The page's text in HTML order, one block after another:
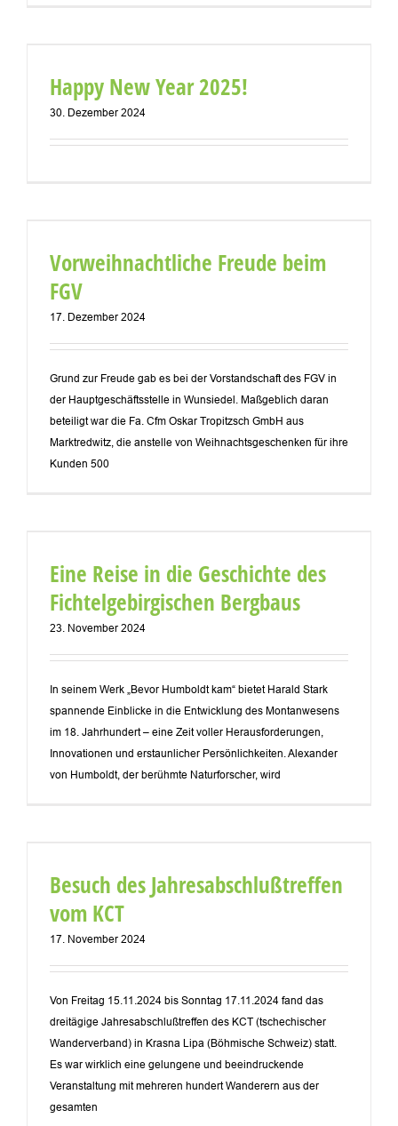
Happy New Year 2025!
30. Dezember 2024
Vorweihnachtliche Freude beim
FGV
17. Dezember 2024
Grund zur Freude gab es bei der Vorstandschaft des FGV in
der Hauptgeschäftsstelle in Wunsiedel. Maßgeblich daran
beteiligt war die Fa. Cfm Oskar Tropitzsch GmbH aus
Marktredwitz, die anstelle von Weihnachtsgeschenken für ihre
Kunden 500
Eine Reise in die Geschichte des
Fichtelgebirgischen Bergbaus
23. November 2024
In seinem Werk „Bevor Humboldt kam“ bietet Harald Stark
spannende Einblicke in die Entwicklung des Montanwesens
im 18. Jahrhundert – eine Zeit voller Herausforderungen,
Innovationen und erstaunlicher Persönlichkeiten. Alexander
von Humboldt, der berühmte Naturforscher, wird
Besuch des Jahresabschlußtreffen
vom KCT
17. November 2024
Von Freitag 15.11.2024 bis Sonntag 17.11.2024 fand das
dreitägige Jahresabschlußtreffen des KCT (tschechischer
Wanderverband) in Krasna Lipa (Böhmische Schweiz) statt.
Es war wirklich eine gelungene und beeindruckende
Veranstaltung mit mehreren hundert Wanderern aus der
gesamten